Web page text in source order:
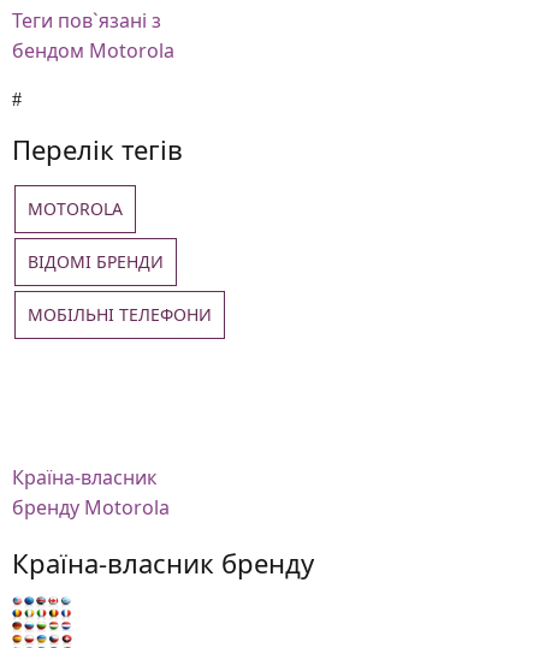
Теги пов`язані з
бендом Motorola
Перелік тегів
MOTOROLA
ВІДОМІ БРЕНДИ
МОБІЛЬНІ ТЕЛЕФОНИ
Країна-власник
бренду Motorola
Країна-власник бренду